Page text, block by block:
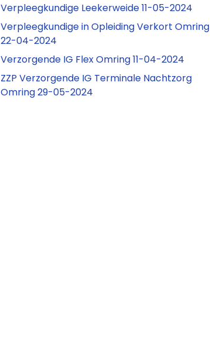
Verpleegkundige Leekerweide 11-05-2024
Verpleegkundige in Opleiding Verkort Omring
22-04-2024
Verzorgende IG Flex Omring 11-04-2024
ZZP Verzorgende IG Terminale Nachtzorg
Omring 29-05-2024